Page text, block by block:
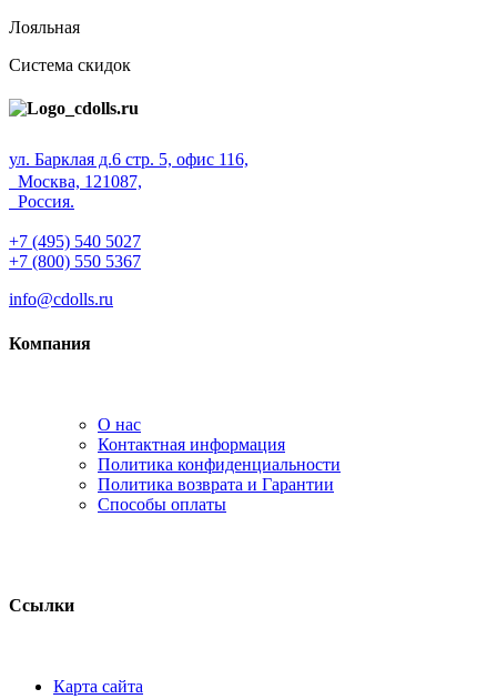
Лояльная
Система скидок
ул. Барклая д.6 стр. 5, офис 116,
Москва, 121087,
Россия.
+7 (495) 540 5027
+7 (800) 550 5367
info@cdolls.ru
Компания
О нас
Контактная информация
Политика конфиденциальности
Политика возврата и Гарантии
Способы оплаты
Ссылки
Карта сайта